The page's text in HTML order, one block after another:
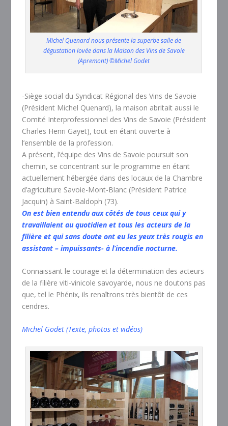
Michel Quenard nous présente la superbe salle de
dégustation lovée dans la Maison des Vins de Savoie
(Apremont) ©Michel Godet
-Siège social du Syndicat Régional des Vins de Savoie
(Président Michel Quenard), la maison abritait aussi le
Comité Interprofessionnel des Vins de Savoie (Président
Charles Henri Gayet), tout en étant ouverte à
l’ensemble de la profession.
A présent, l’équipe des Vins de Savoie poursuit son
chemin, se concentrant sur le programme en étant
actuellement hébergée dans des locaux de la Chambre
d’agriculture Savoie-Mont-Blanc (Président Patrice
Jacquin) à Saint-Baldoph (73).
On est bien entendu aux côtés de tous ceux qui y
travaillaient au quotidien et tous les acteurs de la
filière et qui sans doute ont eu les yeux très rougis en
assistant – impuissants- à l’incendie nocturne.
Connaissant le courage et la détermination des acteurs
de la filière viti-vinicole savoyarde, nous ne doutons pas
que, tel le Phénix, ils renaîtrons très bientôt de ces
cendres.
Michel Godet (Texte, photos et vidéos)